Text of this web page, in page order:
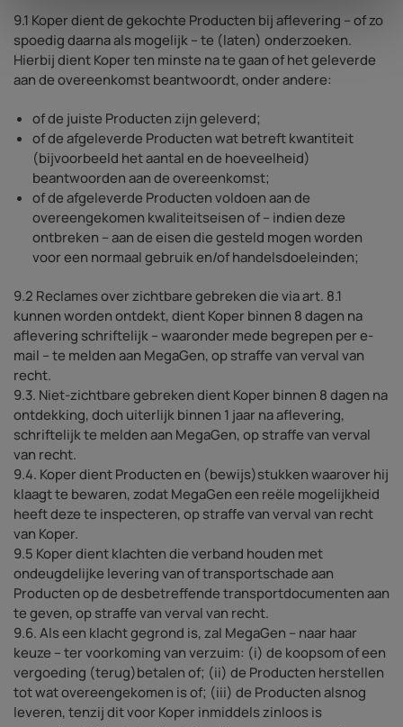
9.1 Koper dient de gekochte Producten bij aflevering – of zo
spoedig daarna als mogelijk – te (laten) onderzoeken.
Hierbij dient Koper ten minste na te gaan of het geleverde
aan de overeenkomst beantwoordt, onder andere:
of de juiste Producten zijn geleverd;
of de afgeleverde Producten wat betreft kwantiteit
(bijvoorbeeld het aantal en de hoeveelheid)
beantwoorden aan de overeenkomst;
of de afgeleverde Producten voldoen aan de
overeengekomen kwaliteitseisen of – indien deze
ontbreken – aan de eisen die gesteld mogen worden
voor een normaal gebruik en/of handelsdoeleinden;
9.2 Reclames over zichtbare gebreken die via art. 8.1
kunnen worden ontdekt, dient Koper binnen 8 dagen na
aflevering schriftelijk – waaronder mede begrepen per e-
mail – te melden aan MegaGen, op straffe van verval van
recht.
9.3. Niet-zichtbare gebreken dient Koper binnen 8 dagen na
ontdekking, doch uiterlijk binnen 1 jaar na aflevering,
schriftelijk te melden aan MegaGen, op straffe van verval
van recht.
9.4. Koper dient Producten en (bewijs)stukken waarover hij
klaagt te bewaren, zodat MegaGen een reële mogelijkheid
heeft deze te inspecteren, op straffe van verval van recht
van Koper.
9.5 Koper dient klachten die verband houden met
ondeugdelijke levering van of transportschade aan
Producten op de desbetreffende transportdocumenten aan
te geven, op straffe van verval van recht.
9.6. Als een klacht gegrond is, zal MegaGen – naar haar
keuze – ter voorkoming van verzuim: (i) de koopsom of een
vergoeding (terug)betalen of; (ii) de Producten herstellen
tot wat overeengekomen is of; (iii) de Producten alsnog
leveren, tenzij dit voor Koper inmiddels zinloos is